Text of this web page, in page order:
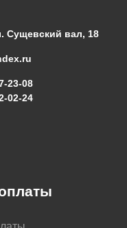
Сущевский вал, 18
23-08
02-24